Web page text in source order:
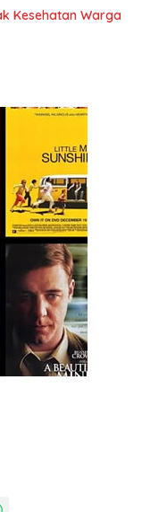
Kesehatan Warga